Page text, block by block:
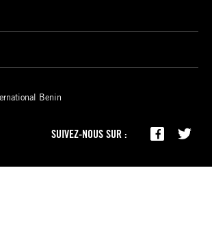
Benin
SUIVEZ-NOUS SUR :